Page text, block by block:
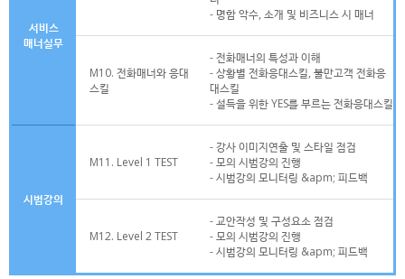
서비스
매너실무
- 명함 악수, 소개 및 비즈니스 시 매너
M10. 전화매너와 응대
스킬
- 전화매너의 특성과 이해
- 상황별 전화응대스킬, 불만고객 전화응
대스킬
- 설득을 위한 YES를 부르는 전화응대스킬
시범강의
M11. Level 1 TEST
- 강사 이미지연출 및 스타일 점검
- 모의 시범강의 진행
- 시범강의 모니터링 &apm; 피드백
M12. Level 2 TEST
- 교안작성 및 구성요소 점검
- 모의 시범강의 진행
- 시범강의 모니터링 &apm; 피드백